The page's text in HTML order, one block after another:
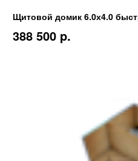
Щитовой домик 6.0х4.0
388 500 p.